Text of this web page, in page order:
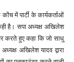
में पार्टी के कार्यकर्ताओं
है। सपा अध्यक्ष अखिलेश
करते हुए कहा कि जो साधु
अखिलेश यादव द्वारा